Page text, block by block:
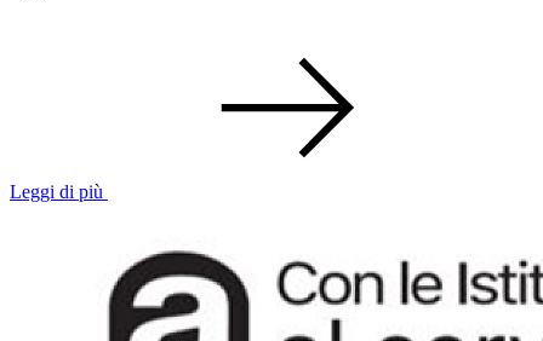
Leggi di più